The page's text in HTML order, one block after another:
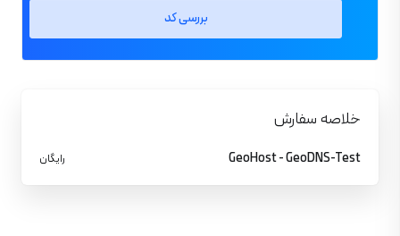
بررسی کد
خلاصه سفارش
GeoHost - GeoDNS-Test رایگان